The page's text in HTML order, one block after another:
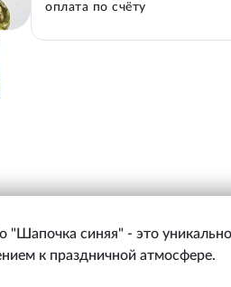
оплата по счёту
"Шапочка синяя" - это
к праздничной атмосфере.